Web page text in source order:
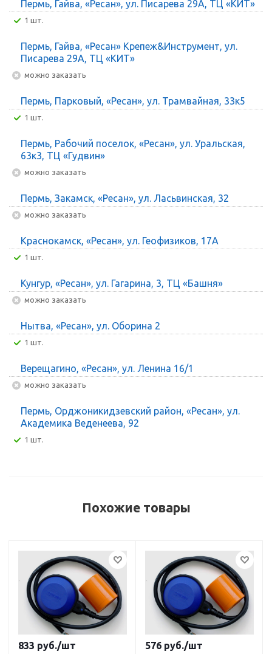
Пермь, Гайва, «Ресан», ул. Писарева 29А, ТЦ «КИТ»
1 шт.
Пермь, Гайва, «Ресан» Крепеж&Инструмент, ул.
Писарева 29А, ТЦ «КИТ»
Можно заказать
Пермь, Парковый, «Ресан», ул. Трамвайная, 33к5
1 шт.
Пермь, Рабочий поселок, «Ресан», ул. Уральская,
63к3, ТЦ «Гудвин»
Можно заказать
Пермь, Закамск, «Ресан», ул. Ласьвинская, 32
Можно заказать
Краснокамск, «Ресан», ул. Геофизиков, 17А
1 шт.
Кунгур, «Ресан», ул. Гагарина, 3, ТЦ «Башня»
Можно заказать
Нытва, «Ресан», ул. Оборина 2
1 шт.
Верещагино, «Ресан», ул. Ленина 16/1
Можно заказать
Пермь, Орджоникидзевский район, «Ресан», ул.
Академика Веденеева, 92
1 шт.
Похожие товары
833 руб./шт 576 руб./шт